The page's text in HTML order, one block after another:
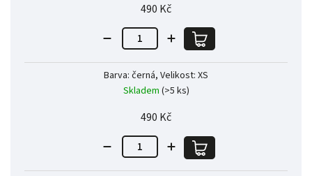
490 Kč
Barva: černá, Velikost: XS
Skladem (>5 ks)
490 Kč